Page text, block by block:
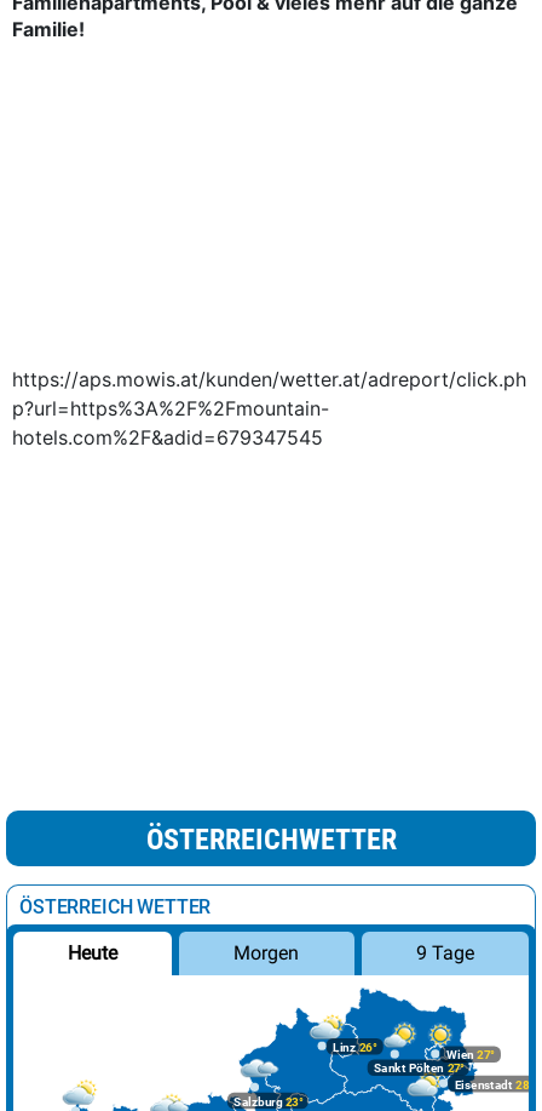
Familie!
https://aps.mowis.at/kunden/wetter.at/adreport/click.ph
p?url=https%3A%2F%2Fmountain-
hotels.com%2F&adid=679347545
ÖSTERREICHWETTER
ÖSTERREICH WETTER
Heute Morgen 9 Tage
Linz26°
Salzburg23°
Wien 27°
Eisenstadt 28°
Sankt Pölten 27°